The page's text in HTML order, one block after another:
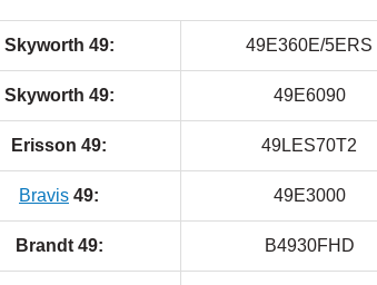
Skyworth 49: 49E360E/5ERS
Skyworth 49: 49E6090
Erisson 49: 49LES70T2
Bravis 49: 49E3000
Brandt 49: B4930FHD